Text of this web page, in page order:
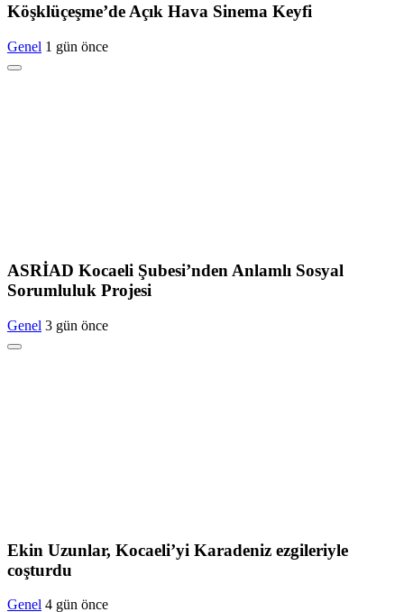
Köşklüçeşme’de Açık Hava Sinema Keyfi
Genel 1 gün önce
ASRİAD Kocaeli Şubesi’nden Anlamlı Sosyal
Sorumluluk Projesi
Genel 3 gün önce
Ekin Uzunlar, Kocaeli’yi Karadeniz ezgileriyle
coşturdu
Genel 4 gün önce